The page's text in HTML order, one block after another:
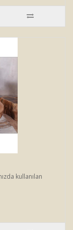
kullanılan